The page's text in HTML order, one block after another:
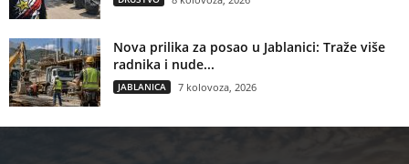
Nova prilika za posao u Jablanici: Traže više
radnika i nude...
JABLANICA 7 kolovoza, 2026